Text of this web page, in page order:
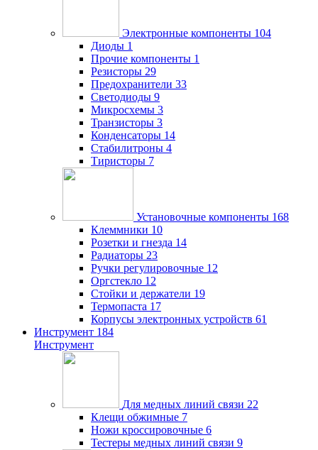
Электронные компоненты 104
Диоды 1
Прочие компоненты 1
Резисторы 29
Предохранители 33
Светодиоды 9
Микросхемы 3
Транзисторы 3
Конденсаторы 14
Стабилитроны 4
Тиристоры 7
Установочные компоненты 168
Клеммники 10
Розетки и гнезда 14
Радиаторы 23
Ручки регулировочные 12
Оргстекло 12
Стойки и держатели 19
Термопаста 17
Корпусы электронных устройств 61
Инструмент 184
Инструмент
Для медных линий связи 22
Клещи обжимные 7
Ножи кроссировочные 6
Тестеры медных линий связи 9